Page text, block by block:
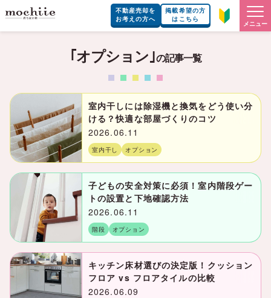
不動産売却を
お考えの方へ
掲載希望の方
はこちら
メニュー
｢オプション｣の記事一覧
室内干しには除湿機と換気をどう使い分
ける？快適な部屋づくりのコツ
2026.06.11
室内干し オプション
子どもの安全対策に必須！室内階段ゲー
トの設置と下地確認方法
2026.06.11
階段 オプション
キッチン床材選びの決定版！クッション
フロア vs フロアタイルの比較
2026.06.09